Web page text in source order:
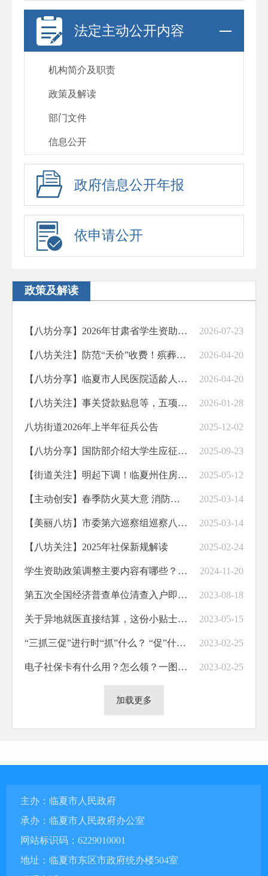
法定主动公开内容
机构简介及职责
政策及解读
部门文件
信息公开
政府信息公开年报
依申请公开
政策及解读
【八坊分享】2026年甘肃省学生资助政策简介（普通高中教育阶段） 2026-07-23
【八坊关注】防范“天价”收费！殡葬领域新规，5月31日起试行 2026-04-20
【八坊分享】临夏市人民医院适龄人群HPV疫苗及带状疱疹疫苗接种惠民减免政策开始啦！ 2026-04-20
【八坊关注】事关贷款贴息等，五项重要政策发布 2026-01-28
八坊街道2026年上半年征兵公告 2025-12-02
【八坊分享】国防部介绍大学生应征入伍优待政策 2025-09-23
【街道关注】明起下调！临夏州住房公积金管理中心发布通告 2025-05-12
【主动创安】春季防火莫大意 消防宣传筑安全|八坊街道坝口社区开展春季防火宣传培训活动 2025-03-14
【美丽八坊】市委第六巡察组巡察八坊街道党工委及下辖各社区党组织工作动员会召开 2025-03-14
【八坊关注】2025年社保新规解读 2025-02-24
学生资助政策调整主要内容有哪些？3部门解读来了 2024-11-20
第五次全国经济普查单位清查入户即将开始 2023-08-18
关于异地就医直接结算，这份小贴士请查收 2023-05-15
“三抓三促”进行时“抓”什么？ “促”什么？怎么“抓”？如何“促”？ 2023-02-25
电子社保卡有什么用？怎么领？一图看懂！ 2023-02-25
加载更多
主办：临夏市人民政府
承办：临夏市人民政府办公室
网站标识码：6229010001
地址：临夏市东区市政府统办楼504室